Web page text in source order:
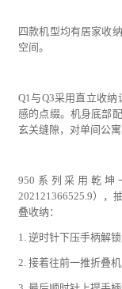
四款机型均有居家收
空间。
Q1与Q3采用直立收
感的点缀。机身底部
玄关缝隙，对单间公
950系列采用乾
202121366525.9），
叠收纳：
1. 逆时针下压手柄解
2. 接着往前一推折叠